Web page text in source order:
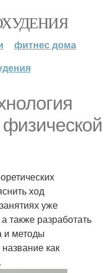
фитнес дома
ход
уже
также разработать
и методы
как